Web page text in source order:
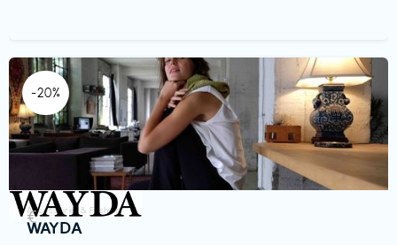
-20%
Accessoires & Fashion
WAYDA
€‎